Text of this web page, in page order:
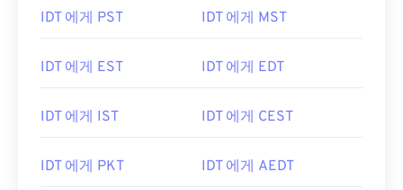
IDT 에게 PST IDT 에게 MST
IDT 에게 EST IDT 에게 EDT
IDT 에게 IST IDT 에게 CEST
IDT 에게 PKT IDT 에게 AEDT